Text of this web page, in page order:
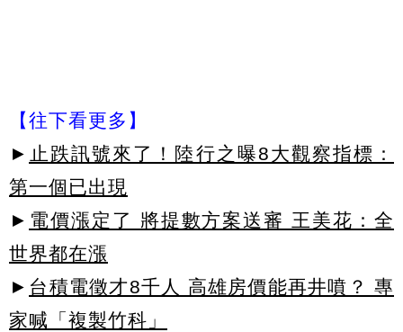
【往下看更多】
► 止跌訊號來了！陸行之曝8大觀察指標：
第一個已出現
► 電價漲定了 將提數方案送審 王美花：全
世界都在漲
► 台積電徵才8千人 高雄房價能再井噴？ 專
家喊「複製竹科」